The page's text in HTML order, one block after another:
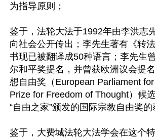
为指导原则；
鉴于，法轮大法于1992年由李洪志
向社会公开传出；李先生著有《转
书现已被翻译成50种语言；李先生
尔和平奖提名，并曾获欧洲议会提
想自由奖（European Parliament
Prize for Freedom of Thought）候
“自由之家”颁发的国际宗教自由奖的
鉴于，大费城法轮大法学会在这个